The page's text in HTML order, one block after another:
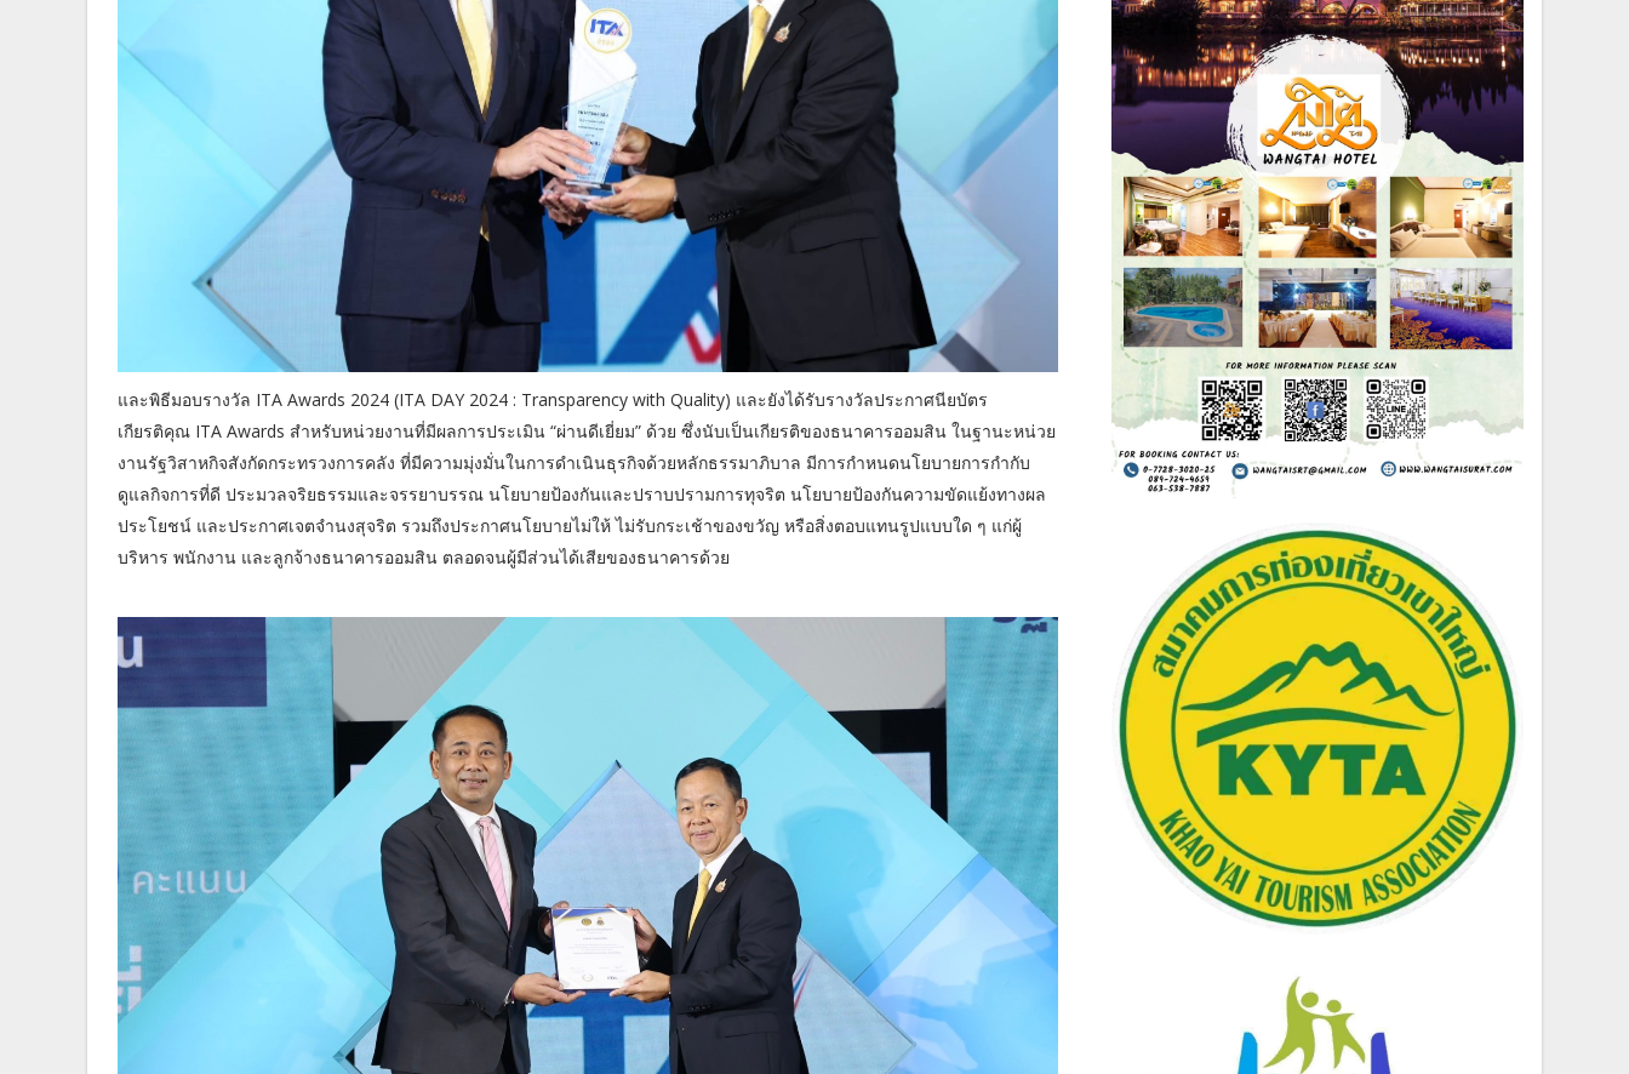
และพิธีมอบรางวัล ITA Awards 2024 (ITA DAY 2024 : Transparency with Quality) และยังได้รับรางวัลประกาศนียบัตร
เกียรติคุณ ITA Awards สำหรับหน่วยงานที่มีผลการประเมิน “ผ่านดีเยี่ยม” ด้วย ซึ่งนับเป็นเกียรติของธนาคารออมสิน ในฐานะหน่วย
งานรัฐวิสาหกิจสังกัดกระทรวงการคลัง ที่มีความมุ่งมั่นในการดำเนินธุรกิจด้วยหลักธรรมาภิบาล มีการกำหนดนโยบายการกำกับ
ดูแลกิจการที่ดี ประมวลจริยธรรมและจรรยาบรรณ นโยบายป้องกันและปราบปรามการทุจริต นโยบายป้องกันความขัดแย้งทางผล
ประโยชน์ และประกาศเจตจำนงสุจริต รวมถึงประกาศนโยบายไม่ให้ ไม่รับกระเช้าของขวัญ หรือสิ่งตอบแทนรูปแบบใด ๆ แก่ผู้
บริหาร พนักงาน และลูกจ้างธนาคารออมสิน ตลอดจนผู้มีส่วนได้เสียของธนาคารด้วย